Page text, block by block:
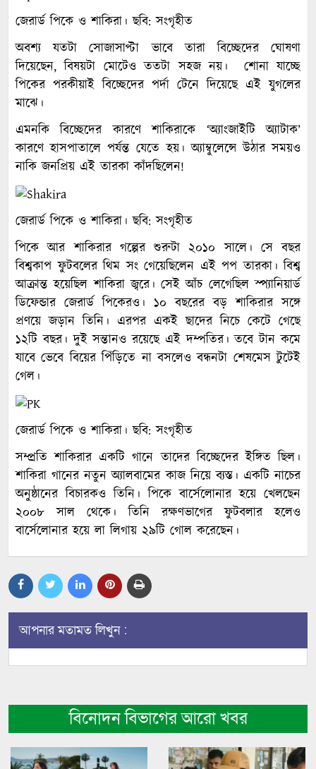
জেরার্ড পিকে ও শাকিরা। ছবি: সংগৃহীত
অবশ্য যতটা সোজাসাপ্টা ভাবে তারা বিচ্ছেদের ঘোষণা
দিয়েছেন, বিষয়টা মোটেও ততটা সহজ নয়। শোনা যাচ্ছে
পিকের পরকীয়াই বিচ্ছেদের পর্দা টেনে দিয়েছে এই যুগলের
মাঝে।
এমনকি বিচ্ছেদের কারণে শাকিরাকে ‘অ্যাংজাইটি অ্যাটাক’
কারণে হাসপাতালে পর্যন্ত যেতে হয়। অ্যাম্বুলেন্সে উঠার সময়ও
নাকি জনপ্রিয় এই তারকা কাঁদছিলেন!
জেরার্ড পিকে ও শাকিরা। ছবি: সংগৃহীত
পিকে আর শাকিরার গল্পের শুরুটা ২০১০ সালে। সে বছর
বিশ্বকাপ ফুটবলের থিম সং গেয়েছিলেন এই পপ তারকা। বিশ্ব
আক্রান্ত হয়েছিল শাকিরা জ্বরে। সেই আঁচ লেগেছিল স্প্যানিয়ার্ড
ডিফেন্ডার জেরার্ড পিকেরও। ১০ বছরের বড় শাকিরার সঙ্গে
প্রণয়ে জড়ান তিনি। এরপর একই ছাদের নিচে কেটে গেছে
১২টি বছর। দুই সন্তানও রয়েছে এই দম্পতির। তবে টান কমে
যাবে ভেবে বিয়ের পিঁড়িতে না বসলেও বন্ধনটা শেষমেস টুটেই
গেল।
জেরার্ড পিকে ও শাকিরা। ছবি: সংগৃহীত
সম্প্রতি শাকিরার একটি গানে তাদের বিচ্ছেদের ইঙ্গিত ছিল।
শাকিরা গানের নতুন অ্যালবামের কাজ নিয়ে ব্যস্ত। একটি নাচের
অনুষ্ঠানের বিচারকও তিনি। পিকে বার্সেলোনার হয়ে খেলছেন
২০০৮ সাল থেকে। তিনি রক্ষণভাগের ফুটবলার হলেও
বার্সেলোনার হয়ে লা লিগায় ২৯টি গোল করেছেন।
আপনার মতামত লিখুন :
বিনোদন বিভাগের আরো খবর